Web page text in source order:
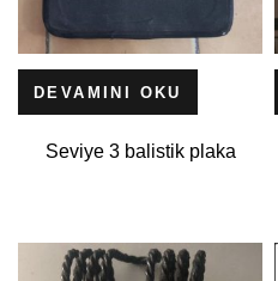
DEVAMINI OKU
Seviye 3 balistik plaka